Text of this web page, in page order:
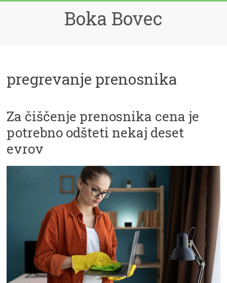
Boka Bovec
pregrevanje prenosnika
Za čiščenje prenosnika cena je
potrebno odšteti nekaj deset
evrov